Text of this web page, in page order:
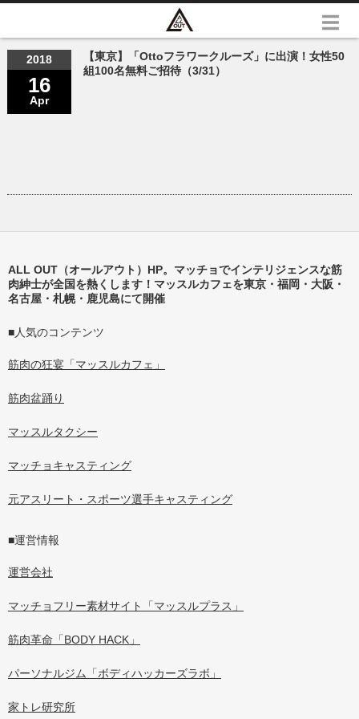
2018
16
Apr
【東京】「Ottoフラワークルーズ」に出演！女性50
組100名無料ご招待（3/31）
ALL OUT（オールアウト）HP。マッチョでインテリジェンスな筋
肉紳士が全国を熱くします！マッスルカフェを東京・福岡・大阪・
名古屋・札幌・鹿児島にて開催
■人気のコンテンツ
筋肉の狂宴「マッスルカフェ」
筋肉盆踊り
マッスルタクシー
マッチョキャスティング
元アスリート・スポーツ選手キャスティング
■運営情報
運営会社
マッチョフリー素材サイト「マッスルプラス」
筋肉革命「BODY HACK」
パーソナルジム「ボディハッカーズラボ」
家トレ研究所